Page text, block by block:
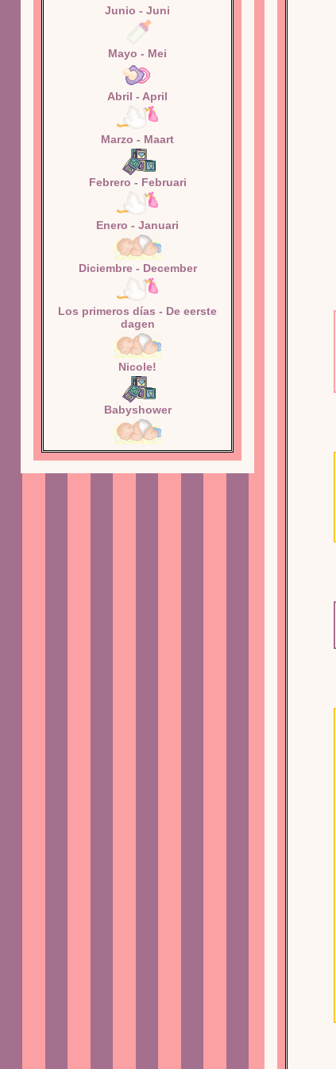
Junio - Juni
Mayo - Mei
Abril - April
Marzo - Maart
Febrero - Februari
Enero - Januari
Diciembre - December
Los primeros días - De eerste
dagen
Nicole!
Babyshower